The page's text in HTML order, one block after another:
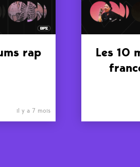
rap
il y a 7 mois
Les 10